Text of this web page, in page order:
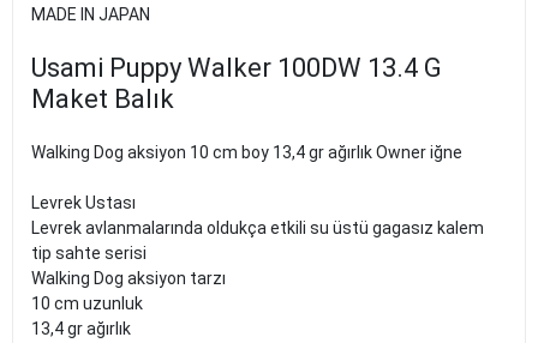
MADE IN JAPAN
Usami Puppy Walker 100DW 13.4 G
Maket Balık
Walking Dog aksiyon 10 cm boy 13,4 gr ağırlık Owner iğne
Levrek Ustası
Levrek avlanmalarında oldukça etkili su üstü gagasız kalem
tip sahte serisi
Walking Dog aksiyon tarzı
10 cm uzunluk
13,4 gr ağırlık